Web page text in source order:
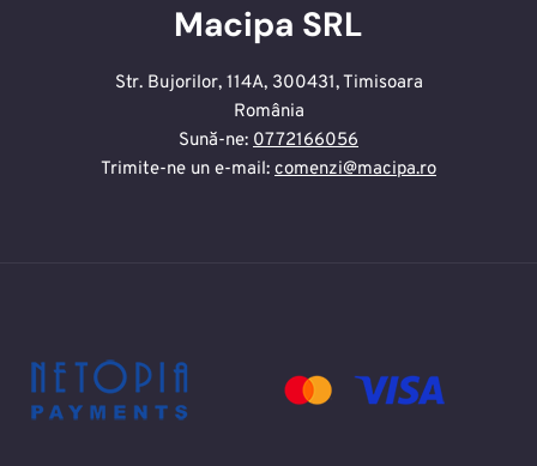
Macipa SRL
Str. Bujorilor, 114A, 300431, Timisoara
România
Sună-ne: 0772166056
Trimite-ne un e-mail: comenzi@macipa.ro